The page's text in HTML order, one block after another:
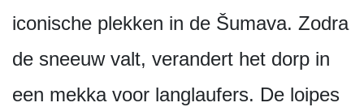
iconische plekken in de Šumava. Zodra
de sneeuw valt, verandert het dorp in
een mekka voor langlaufers. De loipes